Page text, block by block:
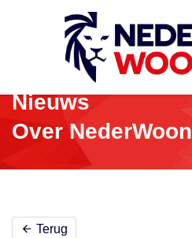
Nieuws
Over NederWoon
Terug